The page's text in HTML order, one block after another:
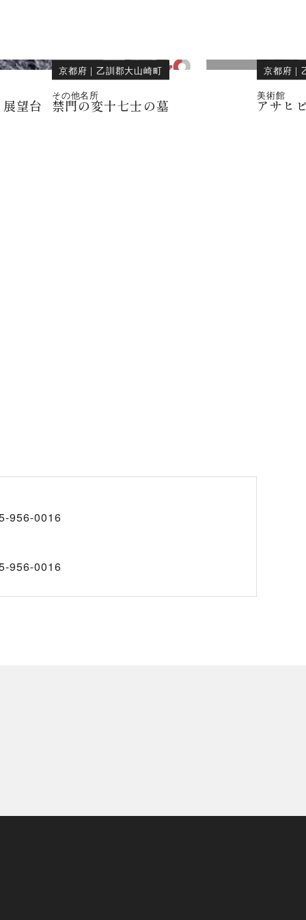
望台
京都府 ｜乙訓郡大山崎町
その他名所
禁門の変十七士の墓
京都府 ｜
美術館
アサヒ
956-0016
956-0016